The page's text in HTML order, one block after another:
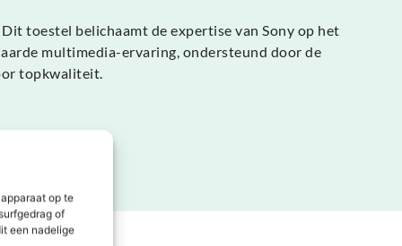
op te
of
een nadelige
toestel belichaamt de expertise van Sony op het
multimedia-ervaring, ondersteund door de
topkwaliteit.